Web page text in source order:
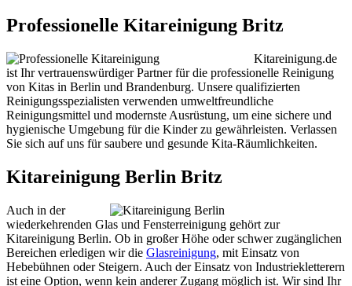
Professionelle Kitareinigung Britz
Kitareinigung.de
ist Ihr vertrauenswürdiger Partner für die professionelle Reinigung
von Kitas in Berlin und Brandenburg. Unsere qualifizierten
Reinigungsspezialisten verwenden umweltfreundliche
Reinigungsmittel und modernste Ausrüstung, um eine sichere und
hygienische Umgebung für die Kinder zu gewährleisten. Verlassen
Sie sich auf uns für saubere und gesunde Kita-Räumlichkeiten.
Kitareinigung Berlin Britz
Auch in der
wiederkehrenden Glas und Fensterreinigung gehört zur
Kitareinigung Berlin. Ob in großer Höhe oder schwer zugänglichen
Bereichen erledigen wir die Glasreinigung, mit Einsatz von
Hebebühnen oder Steigern. Auch der Einsatz von Industriekletterern
ist eine Option, wenn kein anderer Zugang möglich ist. Wir sind Ihr